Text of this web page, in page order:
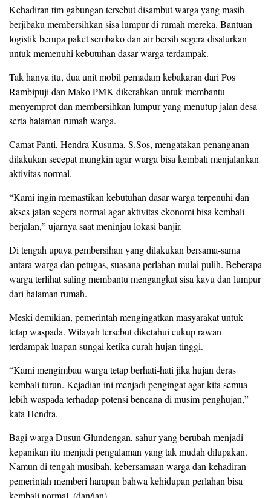
Kehadiran tim gabungan tersebut disambut warga yang masih
berjibaku membersihkan sisa lumpur di rumah mereka. Bantuan
logistik berupa paket sembako dan air bersih segera disalurkan
untuk memenuhi kebutuhan dasar warga terdampak.
Tak hanya itu, dua unit mobil pemadam kebakaran dari Pos
Rambipuji dan Mako PMK dikerahkan untuk membantu
menyemprot dan membersihkan lumpur yang menutup jalan desa
serta halaman rumah warga.
Camat Panti, Hendra Kusuma, S.Sos, mengatakan penanganan
dilakukan secepat mungkin agar warga bisa kembali menjalankan
aktivitas normal.
“Kami ingin memastikan kebutuhan dasar warga terpenuhi dan
akses jalan segera normal agar aktivitas ekonomi bisa kembali
berjalan,” ujarnya saat meninjau lokasi banjir.
Di tengah upaya pembersihan yang dilakukan bersama-sama
antara warga dan petugas, suasana perlahan mulai pulih. Beberapa
warga terlihat saling membantu mengangkat sisa kayu dan lumpur
dari halaman rumah.
Meski demikian, pemerintah mengingatkan masyarakat untuk
tetap waspada. Wilayah tersebut diketahui cukup rawan
terdampak luapan sungai ketika curah hujan tinggi.
“Kami mengimbau warga tetap berhati-hati jika hujan deras
kembali turun. Kejadian ini menjadi pengingat agar kita semua
lebih waspada terhadap potensi bencana di musim penghujan,”
kata Hendra.
Bagi warga Dusun Glundengan, sahur yang berubah menjadi
kepanikan itu menjadi pengalaman yang tak mudah dilupakan.
Namun di tengah musibah, kebersamaan warga dan kehadiran
pemerintah memberi harapan bahwa kehidupan perlahan bisa